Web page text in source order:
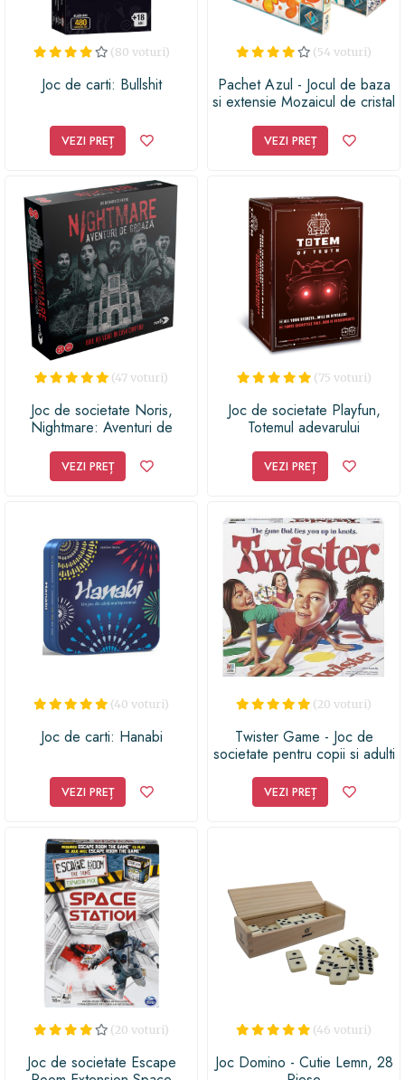
(80 voturi)
Joc de carti: Bullshit
VEZI PREȚ
(54 voturi)
Pachet Azul - Jocul de baza
si extensie Mozaicul de cristal
VEZI PREȚ
(47 voturi)
Joc de societate Noris,
Nightmare: Aventuri de
VEZI PREȚ
(75 voturi)
Joc de societate Playfun,
Totemul adevarului
VEZI PREȚ
(40 voturi)
Joc de carti: Hanabi
VEZI PREȚ
(20 voturi)
Twister Game - Joc de
societate pentru copii si adulti
VEZI PREȚ
(20 voturi)
Joc de societate Escape
(46 voturi)
Joc Domino - Cutie Lemn, 28